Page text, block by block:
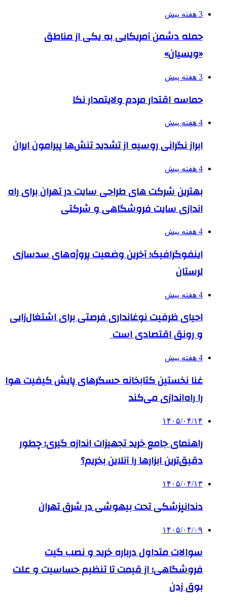
3 هفته پیش
حمله دشمن آمریکایی به یکی از مناطق
«ویسیان»
3 هفته پیش
حماسه اقتدار مردم ولایتمدار نکا
4 هفته پیش
ابراز نگرانی روسیه از تشدید تنش‌ها پیرامون ایران
4 هفته پیش
بهترین شرکت های طراحی سایت در تهران برای راه
اندازی سایت فروشگاهی و شرکتی
4 هفته پیش
اینفوگرافیک؛ آخرین وضعیت پروژه‌های سدسازی
لرستان
4 هفته پیش
احیای ظرفیت نوغانداری فرصتی برای اشتغال‌زایی
و رونق اقتصادی است
4 هفته پیش
غنا نخستین کتابخانه حسگرهای پایش کیفیت هوا
را راه‌اندازی می‌کند
۱۴۰۵/۰۴/۱۴
راهنمای جامع خرید تجهیزات اندازه گیری؛ چطور
دقیق‌ترین ابزارها را آنلاین بخریم؟
۱۴۰۵/۰۴/۱۳
دندانپزشکی تحت بیهوشی در شرق تهران
۱۴۰۵/۰۴/۰۹
سوالات متداول درباره خرید و نصب گیت
فروشگاهی؛ از قیمت تا تنظیم حساسیت و علت
بوق زدن